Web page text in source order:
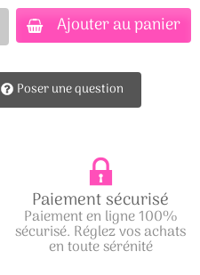
Ajouter au panier
Poser une question
Paiement sécurisé
Paiement en ligne 100%
sécurisé. Réglez vos achats
en toute sérénité